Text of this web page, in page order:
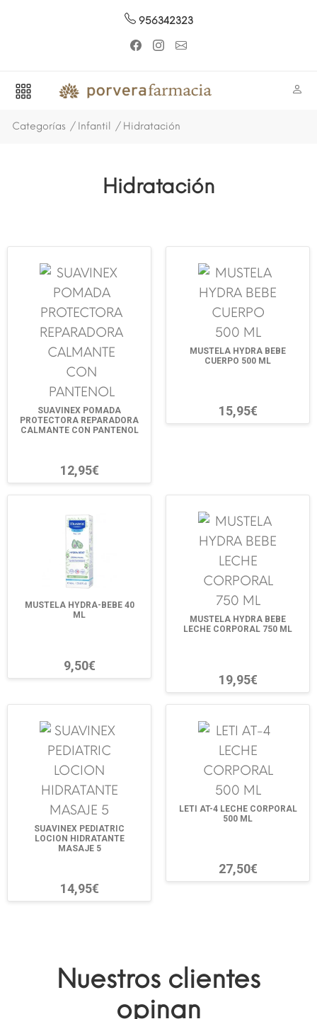
956342323
Categorías Infantil Hidratación
Hidratación
SUAVINEX POMADA
PROTECTORA REPARADORA
CALMANTE CON PANTENOL
12,95€
MUSTELA HYDRA BEBE
CUERPO 500 ML
15,95€
MUSTELA HYDRA-BEBE 40
ML
9,50€
MUSTELA HYDRA BEBE
LECHE CORPORAL 750 ML
19,95€
SUAVINEX PEDIATRIC
LOCION HIDRATANTE
MASAJE 5
14,95€
LETI AT-4 LECHE CORPORAL
500 ML
27,50€
Nuestros clientes
opinan